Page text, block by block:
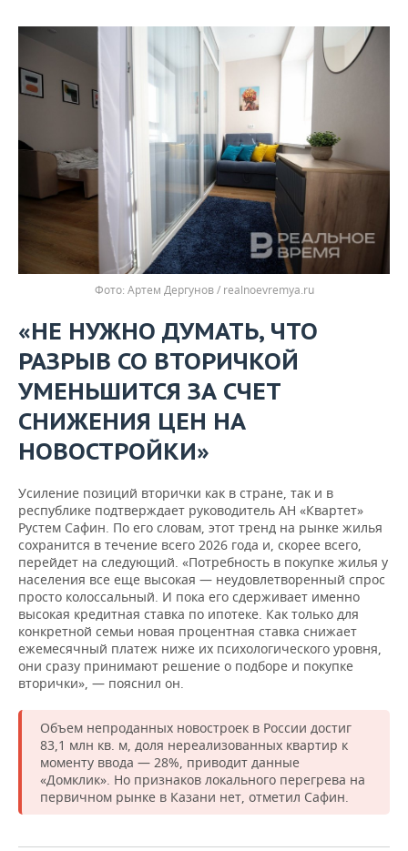
Артем Дергунов / realnoevremya.ru
«НЕ НУЖНО ДУМАТЬ, ЧТО
РАЗРЫВ СО ВТОРИЧКОЙ
УМЕНЬШИТСЯ ЗА СЧЕТ
СНИЖЕНИЯ ЦЕН НА
НОВОСТРОЙКИ»
Усиление позиций вторички как в стране, так и в
республике подтверждает руководитель АН «Квартет»
Рустем Сафин. По его словам, этот тренд на рынке жилья
сохранится в течение всего 2026 года и, скорее всего,
перейдет на следующий. «Потребность в покупке жилья у
населения все еще высокая — неудовлетворенный спрос
просто колоссальный. И пока его сдерживает именно
высокая кредитная ставка по ипотеке. Как только для
конкретной семьи новая процентная ставка снижает
ежемесячный платеж ниже их психологического уровня,
они сразу принимают решение о подборе и покупке
вторички», — пояснил он.
Объем непроданных новостроек в России достиг
83,1 млн кв. м, доля нереализованных квартир к
моменту ввода — 28%, приводит данные
«Домклик». Но признаков локального перегрева на
первичном рынке в Казани нет, отметил Сафин.